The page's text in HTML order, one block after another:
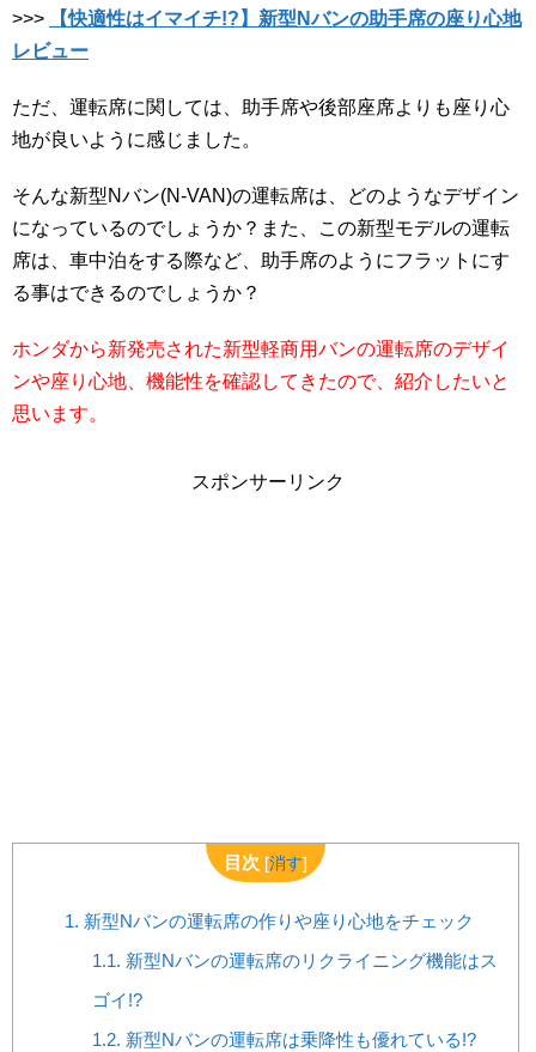
>>>
【快適性はイマイチ!?】新型Nバンの助手席の座り心地
レビュー
ただ、運転席に関しては、助手席や後部座席よりも座り心
地が良いように感じました。
そんな新型Nバン(N-VAN)の運転席は、どのようなデザイン
になっているのでしょうか？また、この新型モデルの運転
席は、車中泊をする際など、助手席のようにフラットにす
る事はできるのでしょうか？
ホンダから新発売された新型軽商用バンの運転席のデザイ
ンや座り心地、機能性を確認してきたので、紹介したいと
思います。
スポンサーリンク
目次 [消す]
1. 新型Nバンの運転席の作りや座り心地をチェック
1.1. 新型Nバンの運転席のリクライニング機能はス
ゴイ!?
1.2. 新型Nバンの運転席は乗降性も優れている!?